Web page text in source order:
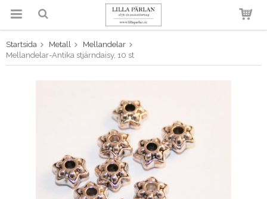
Produkten har blivit tillagd i
varukorgen
Startsida Metall
Mellandelar
Mellandelar-Antika stjärndaisy, 10 st